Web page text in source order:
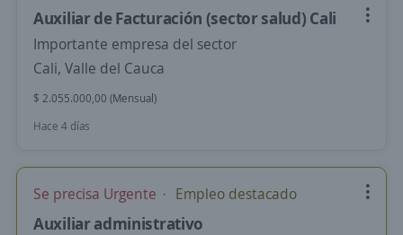
Auxiliar de Facturación (sector salud) Cali
Importante empresa del sector
Cali, Valle del Cauca
$ 2.055.000,00 (Mensual)
Hace 4 días
Se precisa Urgente Empleo destacado
Auxiliar administrativo